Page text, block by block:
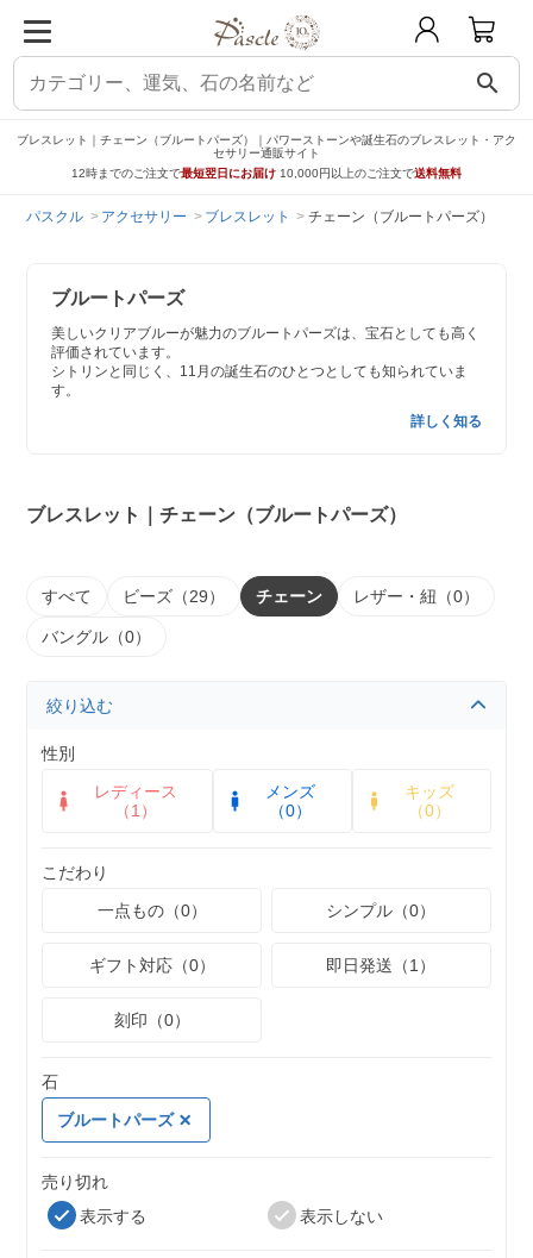
search
ブレスレット｜チェーン（ブルートパーズ）｜パワーストーンや誕生石のブレスレット・アク
セサリー通販サイト
12時までのご注文で最短翌日にお届け 10,000円以上のご注文で送料無料
パスクル アクセサリー ブレスレット チェーン（ブルートパーズ）
ブルートパーズ
美しいクリアブルーが魅力のブルートパーズは、宝石としても高く
評価されています。
シトリンと同じく、11月の誕生石のひとつとしても知られていま
す。
詳しく知る
ブレスレット｜チェーン（ブルートパーズ）
すべて ビーズ（29） チェーン レザー・紐（0）
バングル（0）
絞り込む
性別
レディース
（1）
メンズ
（0）
キッズ
（0）
こだわり
一点もの（0）
シンプル（0）
ギフト対応（0） 即日発送（1）
刻印（0）
石
ブルートパーズ
売り切れ
表示する
表示しない